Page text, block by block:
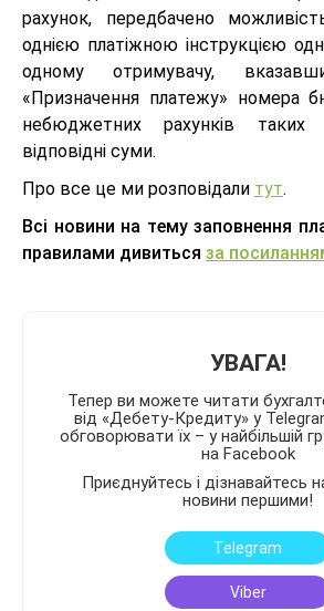
рахунок, передбачено
однією платіжною інструкцією
одному отримувачу,
«Призначення платежу» номера
небюджетних рахунків таких
відповідні суми.
Про все це ми розповідали тут.
Всі новини на тему заповнення
правилами дивиться за
УВАГА!
Тепер ви можете читати
від «Дебету-Кредиту» у
обговорювати їх – у найбільшій
на Facebook
Приєднуйтесь і дізнавайтесь
новини першими!
Telegram
Viber